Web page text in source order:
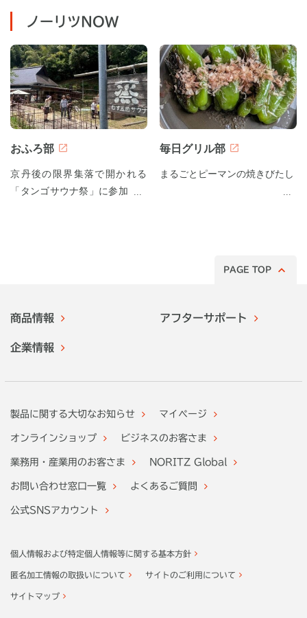
ノーリツNOW
おふろ部
京丹後の限界集落で開かれる
「タンゴサウナ祭」に参加して
毎日グリル部
まるごとピーマンの焼きびたし
PAGE TOP
商品情報 アフターサポート
企業情報
製品に関する大切なお知らせ マイページ
オンラインショップ ビジネスのお客さま
業務用・産業用のお客さま NORITZ Global
お問い合わせ窓口一覧 よくあるご質問
公式SNSアカウント
個人情報および特定個人情報等に関する基本方針
匿名加工情報の取扱いについて サイトのご利用について
サイトマップ